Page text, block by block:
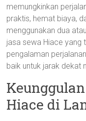
memungkinkan
praktis, hemat biaya,
menggunakan dua
jasa sewa Hiace yang
pengalaman
baik untuk jarak dekat
Hiace di